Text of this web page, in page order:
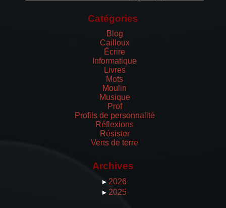
Catégories
Blog
Cailloux
Écrire
Informatique
Livres
Mots
Moulin
Musique
Prof
Profils de personnalité
Réflexions
Résister
Verts de terre
Archives
▸ 2026
▸ 2025